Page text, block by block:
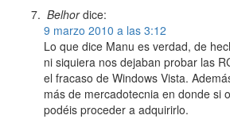
Belhor dice:
9 marzo 2010 a las 3:12
Lo que dice Manu es verdad, de
ni siquiera nos dejaban probar las
el fracaso de Windows Vista.
más de mercadotecnia en donde si
podéis proceder a adquirirlo.